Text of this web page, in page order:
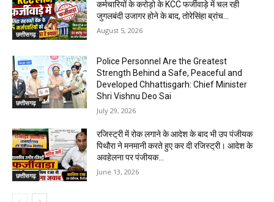
छत्तीसगढ़
कर्मचारियों के करोड़ो के KCC फर्जीवाड़े में चल रही
जुगलबंदी उजागर होने के बाद, तोरेसिंहा ब्रांच...
August 5, 2026
छत्तीसगढ़
Police Personnel Are the Greatest
Strength Behind a Safe, Peaceful and
Developed Chhattisgarh: Chief Minister
Shri Vishnu Deo Sai
July 29, 2026
छत्तीसगढ़
रजिस्ट्री में रोक लगाने के आदेश के बाद भी उप पंजीयक
पिथौरा ने मनमानी करते हुए कर दी रजिस्ट्री। आदेश के
अवहेलना पर पंजीयक...
June 13, 2026